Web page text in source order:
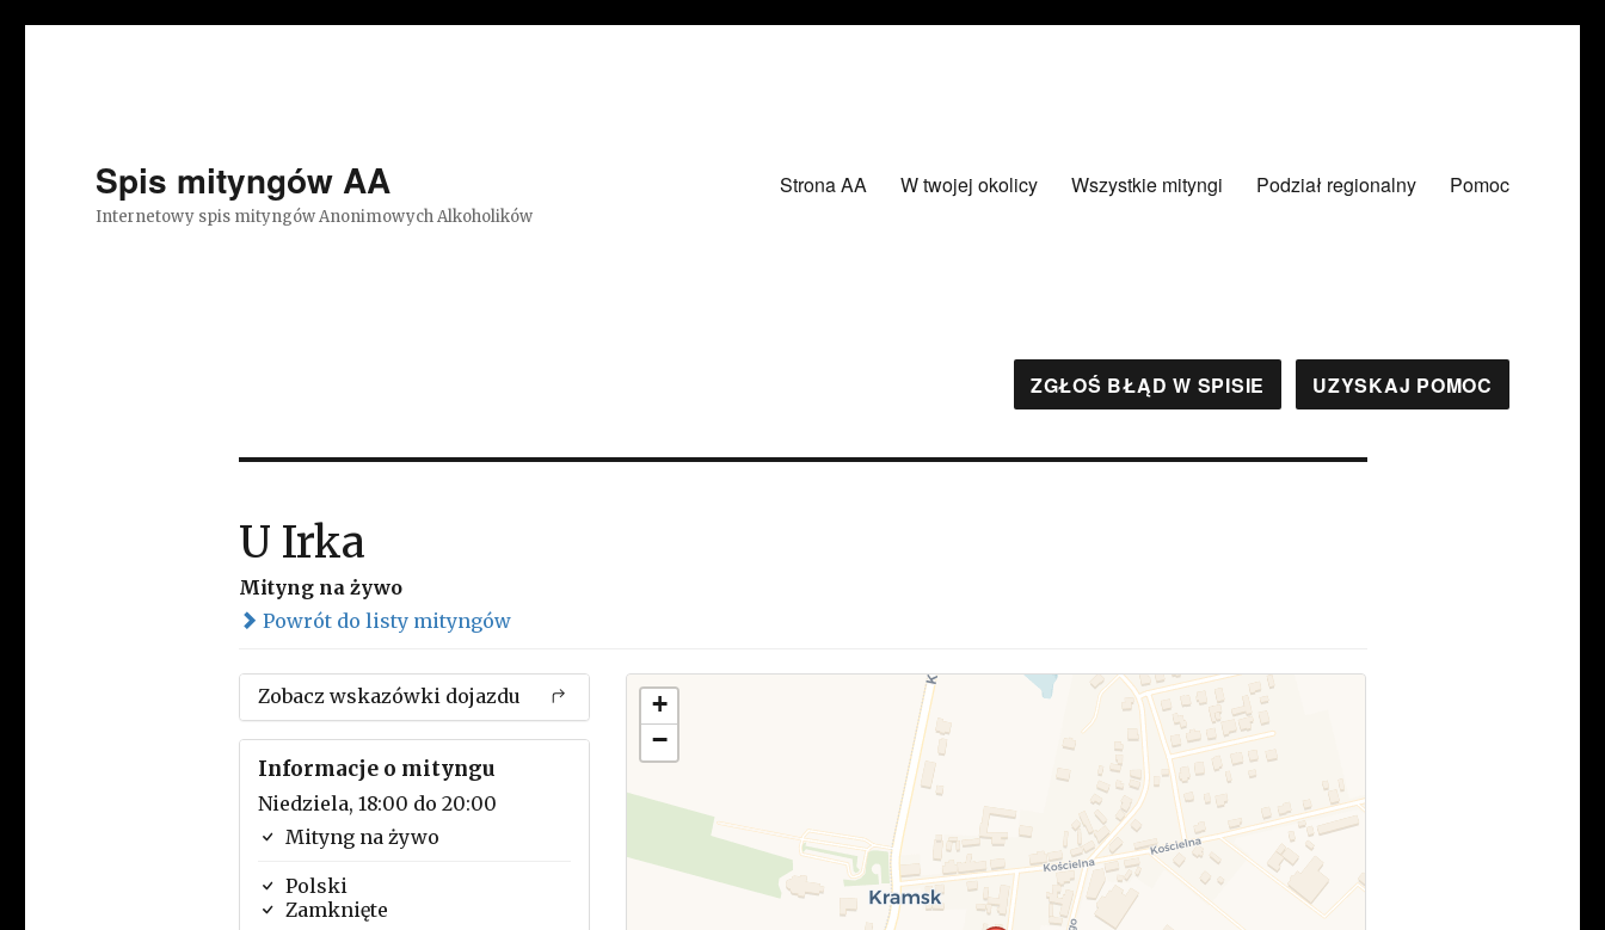
Spis mityngów AA
Internetowy spis mityngów Anonimowych Alkoholików
Strona AA W twojej okolicy Wszystkie mityngi Podział regionalny Pomoc
ZGŁOŚ BŁĄD W SPISIE UZYSKAJ POMOC
U Irka
Mityng na żywo
Powrót do listy mityngów
Zobacz wskazówki dojazdu
Informacje o mityngu
Niedziela, 18:00 do 20:00
Mityng na żywo
Polski
Zamknięte
+
−